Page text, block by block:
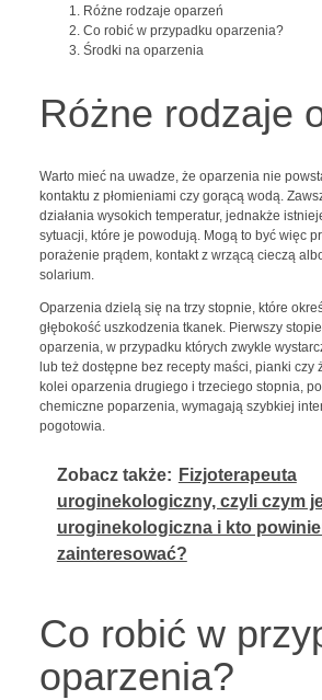
Różne rodzaje oparzeń
Co robić w przypadku oparzenia?
Środki na oparzenia
Różne rodzaje
Warto mieć na uwadze, że oparzenia nie
kontaktu z płomieniami czy gorącą wodą.
działania wysokich temperatur, jednakże
sytuacji, które je powodują. Mogą to być więc
porażenie prądem, kontakt z wrzącą cieczą
solarium.
Oparzenia dzielą się na trzy stopnie, które
głębokość uszkodzenia tkanek. Pierwszy
oparzenia, w przypadku których zwykle
lub też dostępne bez recepty maści, pianki czy
kolei oparzenia drugiego i trzeciego stopnia,
chemiczne poparzenia, wymagają szybkiej
pogotowia.
Zobacz także: Fizjoterapeuta
uroginekologiczny, czyli czym
uroginekologiczna i kto
zainteresować?
Co robić w
oparzenia?